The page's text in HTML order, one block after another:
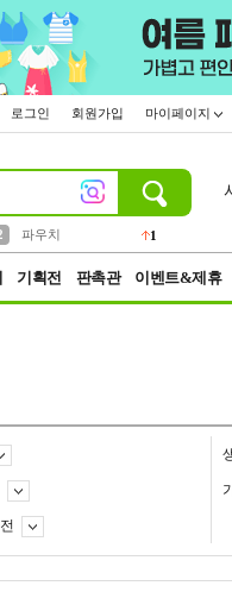
로그인 회원가입 마이페이지
파우치
1
기획전 판촉관 이벤트&제휴